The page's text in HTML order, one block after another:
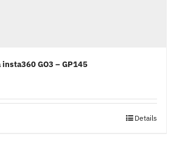
GO3 – GP145
Details